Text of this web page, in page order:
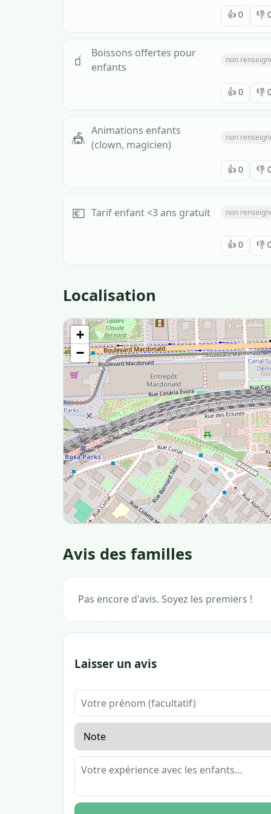
👍 0 👎
🧃
Boissons offertes pour
enfants
non
👍 0 👎
🎪 Animations enfants
(clown, magicien)
non
👍 0 👎
💶 Tarif enfant <3 ans gratuit non
👍 0 👎
Localisation
+
−
Avis des familles
Pas encore d'avis. Soyez les premiers !
Laisser un avis